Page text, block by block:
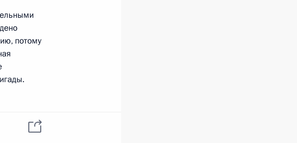
сайта
4.0
потому